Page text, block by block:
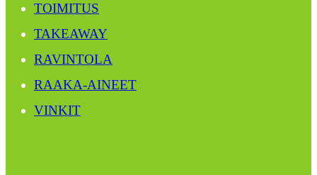
TOIMITUS
TAKEAWAY
RAVINTOLA
RAAKA-AINEET
VINKIT